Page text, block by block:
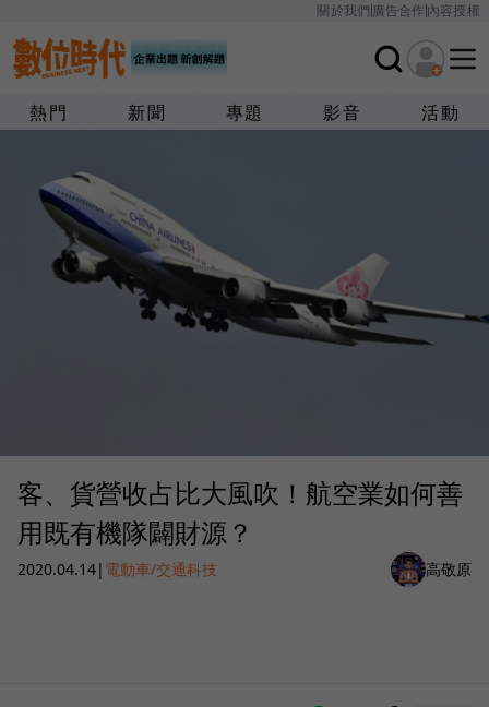
關於我們廣告合作內容授權
熱門 新聞 專題 影音 活動
客、貨營收占比大風吹！航空業如何善
用既有機隊闢財源？
2020.04.14| 電動車/交通科技 高敬原